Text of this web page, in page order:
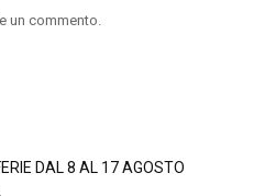
un commento.
DAL 8 AL 17 AGOSTO